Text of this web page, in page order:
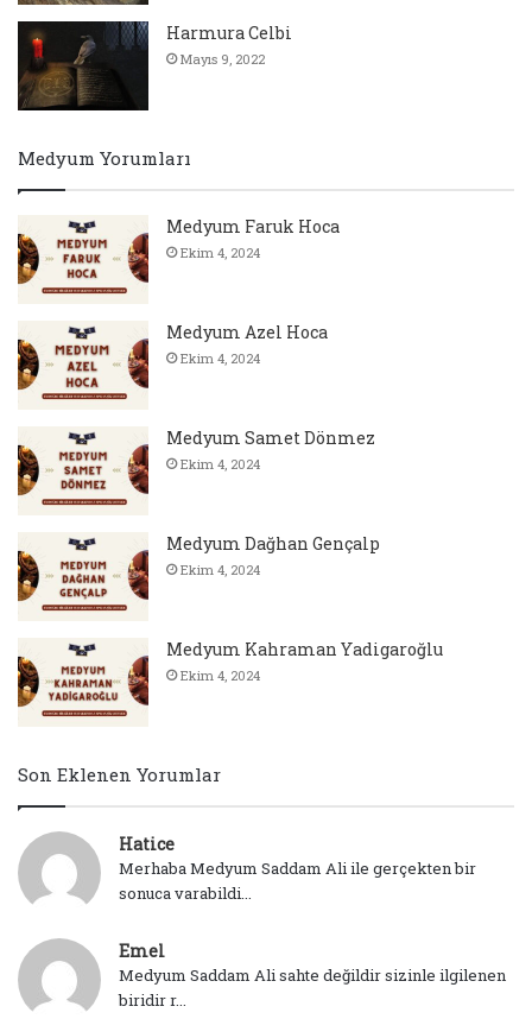
Harmura Celbi
Mayıs 9, 2022
Medyum Yorumları
Medyum Faruk Hoca
Ekim 4, 2024
Medyum Azel Hoca
Ekim 4, 2024
Medyum Samet Dönmez
Ekim 4, 2024
Medyum Dağhan Gençalp
Ekim 4, 2024
Medyum Kahraman Yadigaroğlu
Ekim 4, 2024
Son Eklenen Yorumlar
Hatice
Merhaba Medyum Saddam Ali ile gerçekten bir
sonuca varabildi...
Emel
Medyum Saddam Ali sahte değildir sizinle ilgilenen
biridir r...